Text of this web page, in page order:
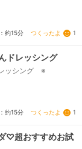
約15分 つくったよ 1
ドレッシング
ッシング ※
約15分 つくったよ 1
♡超おすすめお試